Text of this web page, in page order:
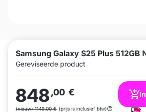
Samsung Galaxy S25 Plus 512GB
Gereviseerde product
848,00 €
(nieuw) 1149,00 € (prijs is inclusief btw)